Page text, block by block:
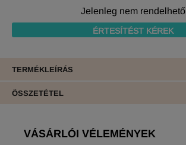
Jelenleg nem rendelhető
ÉRTESÍTÉST KÉREK
TERMÉKLEÍRÁS
ÖSSZETÉTEL
VÁSÁRLÓI VÉLEMÉNYEK